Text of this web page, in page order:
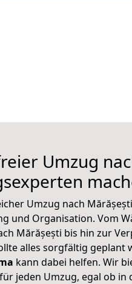
Umzug
Umzug nach
und Organisation. Vom
Mărășești bis hin zur
alles sorgfältig geplant
kann dabei helfen. Wir
für jeden Umzug, egal ob in